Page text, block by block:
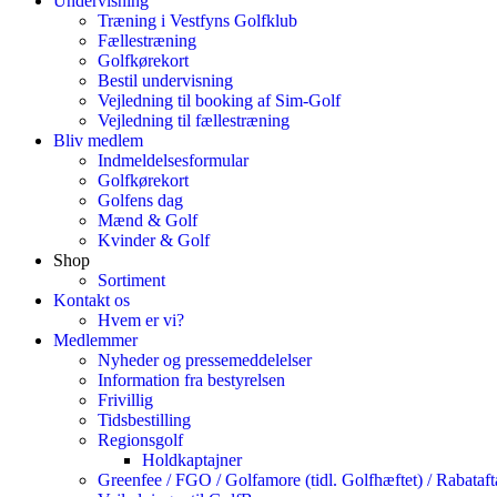
Træning i Vestfyns Golfklub
Fællestræning
Golfkørekort
Bestil undervisning
Vejledning til booking af Sim-Golf
Vejledning til fællestræning
Bliv medlem
Indmeldelsesformular
Golfkørekort
Golfens dag
Mænd & Golf
Kvinder & Golf
Shop
Sortiment
Kontakt os
Hvem er vi?
Medlemmer
Nyheder og pressemeddelelser
Information fra bestyrelsen
Frivillig
Tidsbestilling
Regionsgolf
Holdkaptajner
Greenfee / FGO / Golfamore (tidl. Golfhæftet) /